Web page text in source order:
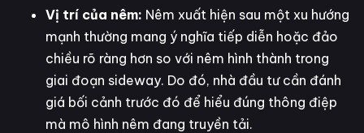
Vị trí của nêm: Nêm xuất hiện sau một xu hướng
mạnh thường mang ý nghĩa tiếp diễn hoặc đảo
chiều rõ ràng hơn so với nêm hình thành trong
giai đoạn sideway. Do đó, nhà đầu tư cần đánh
giá bối cảnh trước đó để hiểu đúng thông điệp
mà mô hình nêm đang truyền tải.